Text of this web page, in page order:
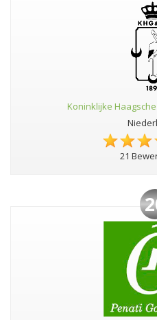
Koninklijke
21